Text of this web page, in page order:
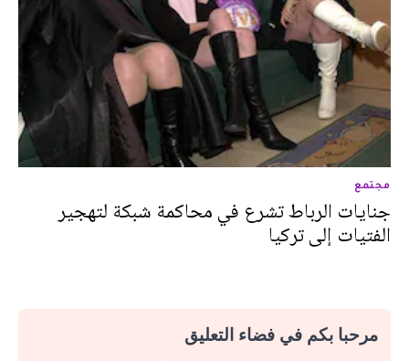
مجتمع
جنايات الرباط تشرع في محاكمة شبكة لتهجير
الفتيات إلى تركيا
مرحبا بكم في فضاء التعليق